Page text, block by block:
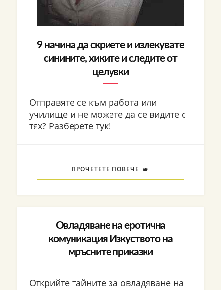
9 начина да скриете и излекувате
синините, хиките и следите от
целувки
Отправяте се към работа или
училище и не можете да се видите с
тях? Разберете тук!
ПРОЧЕТЕТЕ ПОВЕЧЕ
Овладяване на еротична
комуникация Изкуството на
мръсните приказки
Открийте тайните за овладяване на